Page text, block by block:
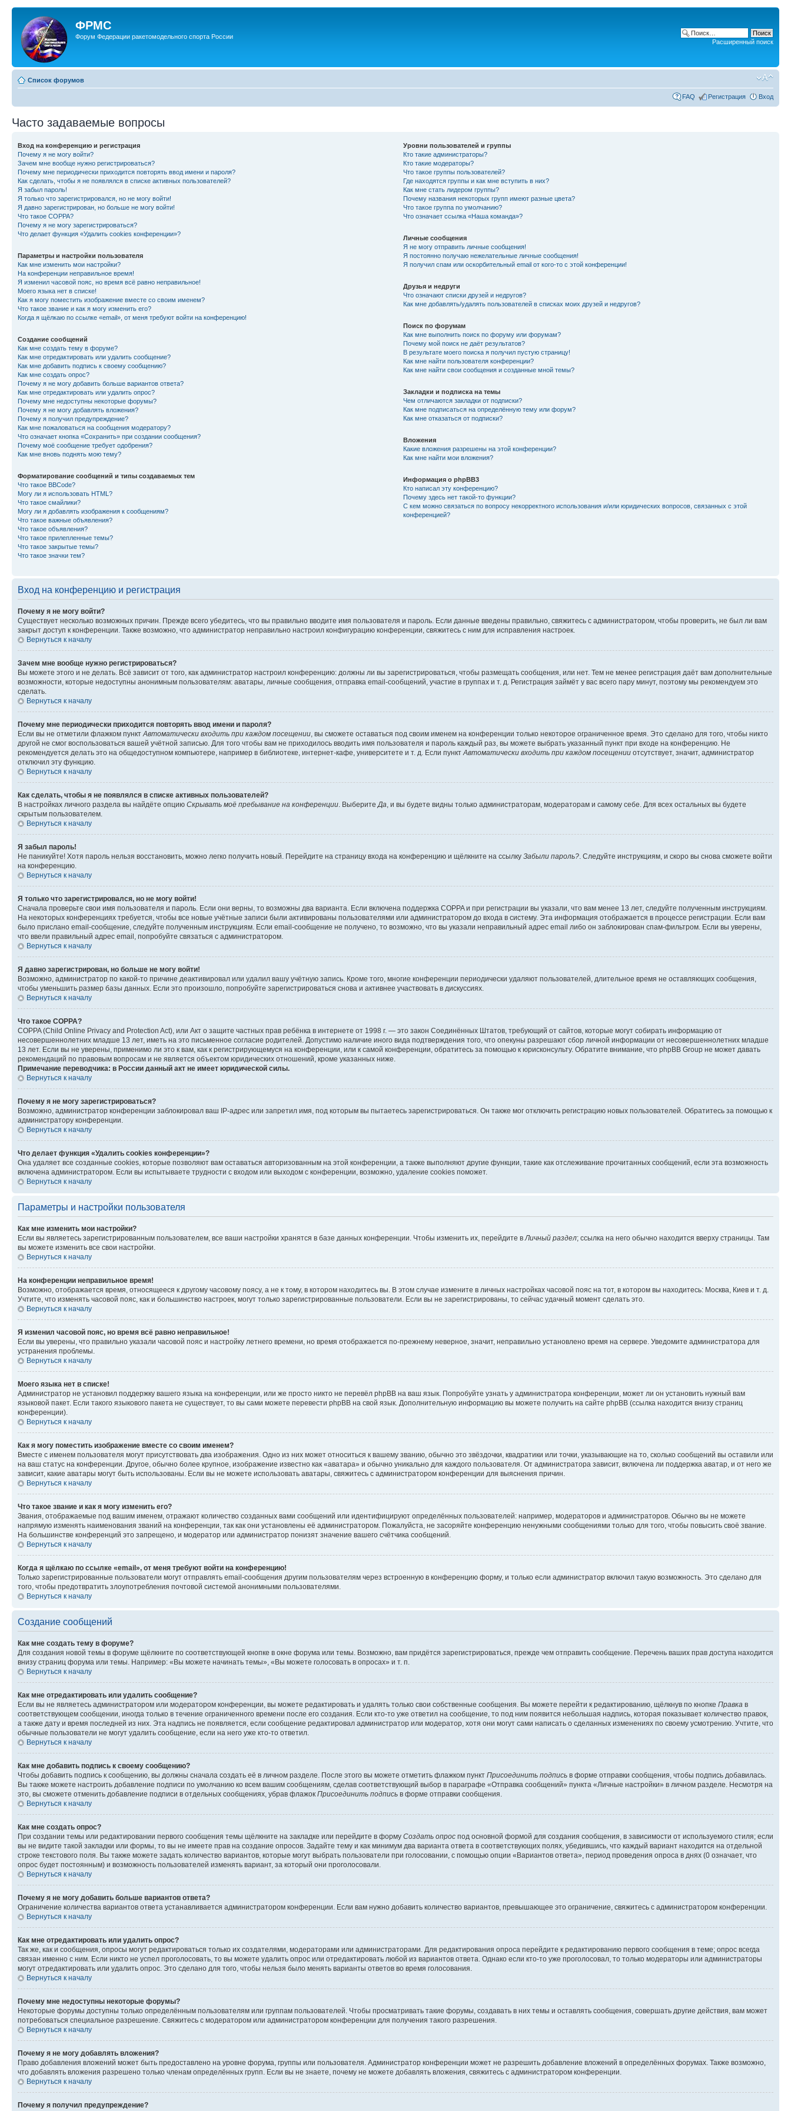
ФРМС
Форум Федерации ракетомодельного спорта России
Расширенный поиск
Список форумов
FAQ Регистрация Вход
Часто задаваемые вопросы
Вход на конференцию и регистрация
Почему я не могу войти?
Зачем мне вообще нужно регистрироваться?
Почему мне периодически приходится повторять ввод имени и пароля?
Как сделать, чтобы я не появлялся в списке активных пользователей?
Я забыл пароль!
Я только что зарегистрировался, но не могу войти!
Я давно зарегистрирован, но больше не могу войти!
Что такое COPPA?
Почему я не могу зарегистрироваться?
Что делает функция «Удалить cookies конференции»?
Параметры и настройки пользователя
Как мне изменить мои настройки?
На конференции неправильное время!
Я изменил часовой пояс, но время всё равно неправильное!
Моего языка нет в списке!
Как я могу поместить изображение вместе со своим именем?
Что такое звание и как я могу изменить его?
Когда я щёлкаю по ссылке «email», от меня требуют войти на конференцию!
Создание сообщений
Как мне создать тему в форуме?
Как мне отредактировать или удалить сообщение?
Как мне добавить подпись к своему сообщению?
Как мне создать опрос?
Почему я не могу добавить больше вариантов ответа?
Как мне отредактировать или удалить опрос?
Почему мне недоступны некоторые форумы?
Почему я не могу добавлять вложения?
Почему я получил предупреждение?
Как мне пожаловаться на сообщения модератору?
Что означает кнопка «Сохранить» при создании сообщения?
Почему моё сообщение требует одобрения?
Как мне вновь поднять мою тему?
Форматирование сообщений и типы создаваемых тем
Что такое BBCode?
Могу ли я использовать HTML?
Что такое смайлики?
Могу ли я добавлять изображения к сообщениям?
Что такое важные объявления?
Что такое объявления?
Что такое прилепленные темы?
Что такое закрытые темы?
Что такое значки тем?
Уровни пользователей и группы
Кто такие администраторы?
Кто такие модераторы?
Что такое группы пользователей?
Где находятся группы и как мне вступить в них?
Как мне стать лидером группы?
Почему названия некоторых групп имеют разные цвета?
Что такое группа по умолчанию?
Что означает ссылка «Наша команда»?
Личные сообщения
Я не могу отправить личные сообщения!
Я постоянно получаю нежелательные личные сообщения!
Я получил спам или оскорбительный email от кого-то с этой конференции!
Друзья и недруги
Что означают списки друзей и недругов?
Как мне добавлять/удалять пользователей в списках моих друзей и недругов?
Поиск по форумам
Как мне выполнить поиск по форуму или форумам?
Почему мой поиск не даёт результатов?
В результате моего поиска я получил пустую страницу!
Как мне найти пользователя конференции?
Как мне найти свои сообщения и созданные мной темы?
Закладки и подписка на темы
Чем отличаются закладки от подписки?
Как мне подписаться на определённую тему или форум?
Как мне отказаться от подписки?
Вложения
Какие вложения разрешены на этой конференции?
Как мне найти мои вложения?
Информация о phpBB3
Кто написал эту конференцию?
Почему здесь нет такой-то функции?
С кем можно связаться по вопросу некорректного использования и/или юридических вопросов, связанных с этой
конференцией?
Вход на конференцию и регистрация
Почему я не могу войти?
Существует несколько возможных причин. Прежде всего убедитесь, что вы правильно вводите имя пользователя и пароль. Если данные введены правильно, свяжитесь с администратором, чтобы проверить, не был ли вам
закрыт доступ к конференции. Также возможно, что администратор неправильно настроил конфигурацию конференции, свяжитесь с ним для исправления настроек.
Вернуться к началу
Зачем мне вообще нужно регистрироваться?
Вы можете этого и не делать. Всё зависит от того, как администратор настроил конференцию: должны ли вы зарегистрироваться, чтобы размещать сообщения, или нет. Тем не менее регистрация даёт вам дополнительные
возможности, которые недоступны анонимным пользователям: аватары, личные сообщения, отправка email-сообщений, участие в группах и т. д. Регистрация займёт у вас всего пару минут, поэтому мы рекомендуем это
сделать.
Вернуться к началу
Почему мне периодически приходится повторять ввод имени и пароля?
Если вы не отметили флажком пунктАвтоматически входить при каждом посещении, вы сможете оставаться под своим именем на конференции только некоторое ограниченное время. Это сделано для того, чтобы никто
другой не смог воспользоваться вашей учётной записью. Для того чтобы вам не приходилось вводить имя пользователя и пароль каждый раз, вы можете выбрать указанный пункт при входе на конференцию. Не
рекомендуется делать это на общедоступном компьютере, например в библиотеке, интернет-кафе, университете и т. д. Если пунктАвтоматически входить при каждом посещении отсутствует, значит, администратор
отключил эту функцию.
Вернуться к началу
Как сделать, чтобы я не появлялся в списке активных пользователей?
В настройках личного раздела вы найдёте опцию Скрывать моё пребывание на конференции. ВыберитеДа, и вы будете видны только администраторам, модераторам и самому себе. Для всех остальных вы будете
скрытым пользователем.
Вернуться к началу
Я забыл пароль!
Не паникуйте! Хотя пароль нельзя восстановить, можно легко получить новый. Перейдите на страницу входа на конференцию и щёлкните на ссылку Забыли пароль?. Следуйте инструкциям, и скоро вы снова сможете войти
на конференцию.
Вернуться к началу
Я только что зарегистрировался, но не могу войти!
Сначала проверьте свои имя пользователя и пароль. Если они верны, то возможны два варианта. Если включена поддержка COPPA и при регистрации вы указали, что вам менее 13 лет, следуйте полученным инструкциям.
На некоторых конференциях требуется, чтобы все новые учётные записи были активированы пользователями или администратором до входа в систему. Эта информация отображается в процессе регистрации. Если вам
было прислано email-сообщение, следуйте полученным инструкциям. Если email-сообщение не получено, то возможно, что вы указали неправильный адрес email либо он заблокирован спам-фильтром. Если вы уверены,
что ввели правильный адрес email, попробуйте связаться с администратором.
Вернуться к началу
Я давно зарегистрирован, но больше не могу войти!
Возможно, администратор по какой-то причине деактивировал или удалил вашу учётную запись. Кроме того, многие конференции периодически удаляют пользователей, длительное время не оставляющих сообщения,
чтобы уменьшить размер базы данных. Если это произошло, попробуйте зарегистрироваться снова и активнее участвовать в дискуссиях.
Вернуться к началу
Что такое COPPA?
COPPA (Child Online Privacy and Protection Act), или Акт о защите частных прав ребёнка в интернете от 1998 г. — это закон Соединённых Штатов, требующий от сайтов, которые могут собирать информацию от
несовершеннолетних младше 13 лет, иметь на это письменное согласие родителей. Допустимо наличие иного вида подтверждения того, что опекуны разрешают сбор личной информации от несовершеннолетних младше
13 лет. Если вы не уверены, применимо ли это к вам, как к регистрирующемуся на конференции, или к самой конференции, обратитесь за помощью к юрисконсульту. Обратите внимание, что phpBB Group не может давать
рекомендаций по правовым вопросам и не является объектом юридических отношений, кроме указанных ниже.
Примечание переводчика: в России данный акт не имеет юридической силы.
Вернуться к началу
Почему я не могу зарегистрироваться?
Возможно, администратор конференции заблокировал ваш IP-адрес или запретил имя, под которым вы пытаетесь зарегистрироваться. Он также мог отключить регистрацию новых пользователей. Обратитесь за помощью к
администратору конференции.
Вернуться к началу
Что делает функция «Удалить cookies конференции»?
Она удаляет все созданные cookies, которые позволяют вам оставаться авторизованным на этой конференции, а также выполняют другие функции, такие как отслеживание прочитанных сообщений, если эта возможность
включена администратором. Если вы испытываете трудности с входом или выходом с конференции, возможно, удаление cookies поможет.
Вернуться к началу
Параметры и настройки пользователя
Как мне изменить мои настройки?
Если вы являетесь зарегистрированным пользователем, все ваши настройки хранятся в базе данных конференции. Чтобы изменить их, перейдите вЛичный раздел; ссылка на него обычно находится вверху страницы. Там
вы можете изменить все свои настройки.
Вернуться к началу
На конференции неправильное время!
Возможно, отображается время, относящееся к другому часовому поясу, а не к тому, в котором находитесь вы. В этом случае измените в личных настройках часовой пояс на тот, в котором вы находитесь: Москва, Киев и т. д.
Учтите, что изменять часовой пояс, как и большинство настроек, могут только зарегистрированные пользователи. Если вы не зарегистрированы, то сейчас удачный момент сделать это.
Вернуться к началу
Я изменил часовой пояс, но время всё равно неправильное!
Если вы уверены, что правильно указали часовой пояс и настройку летнего времени, но время отображается по-прежнему неверное, значит, неправильно установлено время на сервере. Уведомите администратора для
устранения проблемы.
Вернуться к началу
Моего языка нет в списке!
Администратор не установил поддержку вашего языка на конференции, или же просто никто не перевёл phpBB на ваш язык. Попробуйте узнать у администратора конференции, может ли он установить нужный вам
языковой пакет. Если такого языкового пакета не существует, то вы сами можете перевести phpBB на свой язык. Дополнительную информацию вы можете получить на сайте phpBB (ссылка находится внизу страниц
конференции).
Вернуться к началу
Как я могу поместить изображение вместе со своим именем?
Вместе с именем пользователя могут присутствовать два изображения. Одно из них может относиться к вашему званию, обычно это звёздочки, квадратики или точки, указывающие на то, сколько сообщений вы оставили или
на ваш статус на конференции. Другое, обычно более крупное, изображение известно как «аватара» и обычно уникально для каждого пользователя. От администратора зависит, включена ли поддержка аватар, и от него же
зависит, какие аватары могут быть использованы. Если вы не можете использовать аватары, свяжитесь с администратором конференции для выяснения причин.
Вернуться к началу
Что такое звание и как я могу изменить его?
Звания, отображаемые под вашим именем, отражают количество созданных вами сообщений или идентифицируют определённых пользователей: например, модераторов и администраторов. Обычно вы не можете
напрямую изменять наименования званий на конференции, так как они установлены её администратором. Пожалуйста, не засоряйте конференцию ненужными сообщениями только для того, чтобы повысить своё звание.
На большинстве конференций это запрещено, и модератор или администратор понизят значение вашего счётчика сообщений.
Вернуться к началу
Когда я щёлкаю по ссылке «email», от меня требуют войти на конференцию!
Только зарегистрированные пользователи могут отправлять email-сообщения другим пользователям через встроенную в конференцию форму, и только если администратор включил такую возможность. Это сделано для
того, чтобы предотвратить злоупотребления почтовой системой анонимными пользователями.
Вернуться к началу
Создание сообщений
Как мне создать тему в форуме?
Для создания новой темы в форуме щёлкните по соответствующей кнопке в окне форума или темы. Возможно, вам придётся зарегистрироваться, прежде чем отправить сообщение. Перечень ваших прав доступа находится
внизу страниц форума или темы. Например: «Вы можете начинать темы», «Вы можете голосовать в опросах» и т. п.
Вернуться к началу
Как мне отредактировать или удалить сообщение?
Если вы не являетесь администратором или модератором конференции, вы можете редактировать и удалять только свои собственные сообщения. Вы можете перейти к редактированию, щёлкнув по кнопке Правка в
соответствующем сообщении, иногда только в течение ограниченного времени после его создания. Если кто-то уже ответил на сообщение, то под ним появится небольшая надпись, которая показывает количество правок,
а также дату и время последней из них. Эта надпись не появляется, если сообщение редактировал администратор или модератор, хотя они могут сами написать о сделанных изменениях по своему усмотрению. Учтите, что
обычные пользователи не могут удалить сообщение, если на него уже кто-то ответил.
Вернуться к началу
Как мне добавить подпись к своему сообщению?
Чтобы добавить подпись к сообщению, вы должны сначала создать её в личном разделе. После этого вы можете отметить флажком пункт Присоединить подпись в форме отправки сообщения, чтобы подпись добавилась.
Вы также можете настроить добавление подписи по умолчанию ко всем вашим сообщениям, сделав соответствующий выбор в параграфе «Отправка сообщений» пункта «Личные настройки» в личном разделе. Несмотря на
это, вы сможете отменить добавление подписи в отдельных сообщениях, убрав флажок Присоединить подпись в форме отправки сообщения.
Вернуться к началу
Как мне создать опрос?
При создании темы или редактировании первого сообщения темы щёлкните на закладке или перейдите в форму Создать опрос под основной формой для создания сообщения, в зависимости от используемого стиля; если
вы не видите такой закладки или формы, то вы не имеете прав на создание опросов. Задайте тему и как минимум два варианта ответа в соответствующих полях, убедившись, что каждый вариант находится на отдельной
строке текстового поля. Вы также можете задать количество вариантов, которые могут выбрать пользователи при голосовании, с помощью опции «Вариантов ответа», период проведения опроса в днях (0 означает, что
опрос будет постоянным) и возможность пользователей изменять вариант, за который они проголосовали.
Вернуться к началу
Почему я не могу добавить больше вариантов ответа?
Ограничение количества вариантов ответа устанавливается администратором конференции. Если вам нужно добавить количество вариантов, превышающее это ограничение, свяжитесь с администратором конференции.
Вернуться к началу
Как мне отредактировать или удалить опрос?
Так же, как и сообщения, опросы могут редактироваться только их создателями, модераторами или администраторами. Для редактирования опроса перейдите к редактированию первого сообщения в теме; опрос всегда
связан именно с ним. Если никто не успел проголосовать, то вы можете удалить опрос или отредактировать любой из вариантов ответа. Однако если кто-то уже проголосовал, то только модераторы или администраторы
могут отредактировать или удалить опрос. Это сделано для того, чтобы нельзя было менять варианты ответов во время голосования.
Вернуться к началу
Почему мне недоступны некоторые форумы?
Некоторые форумы доступны только определённым пользователям или группам пользователей. Чтобы просматривать такие форумы, создавать в них темы и оставлять сообщения, совершать другие действия, вам может
потребоваться специальное разрешение. Свяжитесь с модератором или администратором конференции для получения такого разрешения.
Вернуться к началу
Почему я не могу добавлять вложения?
Право добавления вложений может быть предоставлено на уровне форума, группы или пользователя. Администратор конференции может не разрешить добавление вложений в определённых форумах. Также возможно,
что добавлять вложения разрешено только членам определённых групп. Если вы не знаете, почему не можете добавлять вложения, свяжитесь с администратором конференции.
Вернуться к началу
Почему я получил предупреждение?